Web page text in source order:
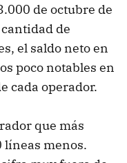
de octubre de
de
el saldo neto en
poco notables en
cada operador.
que más
líneas menos.